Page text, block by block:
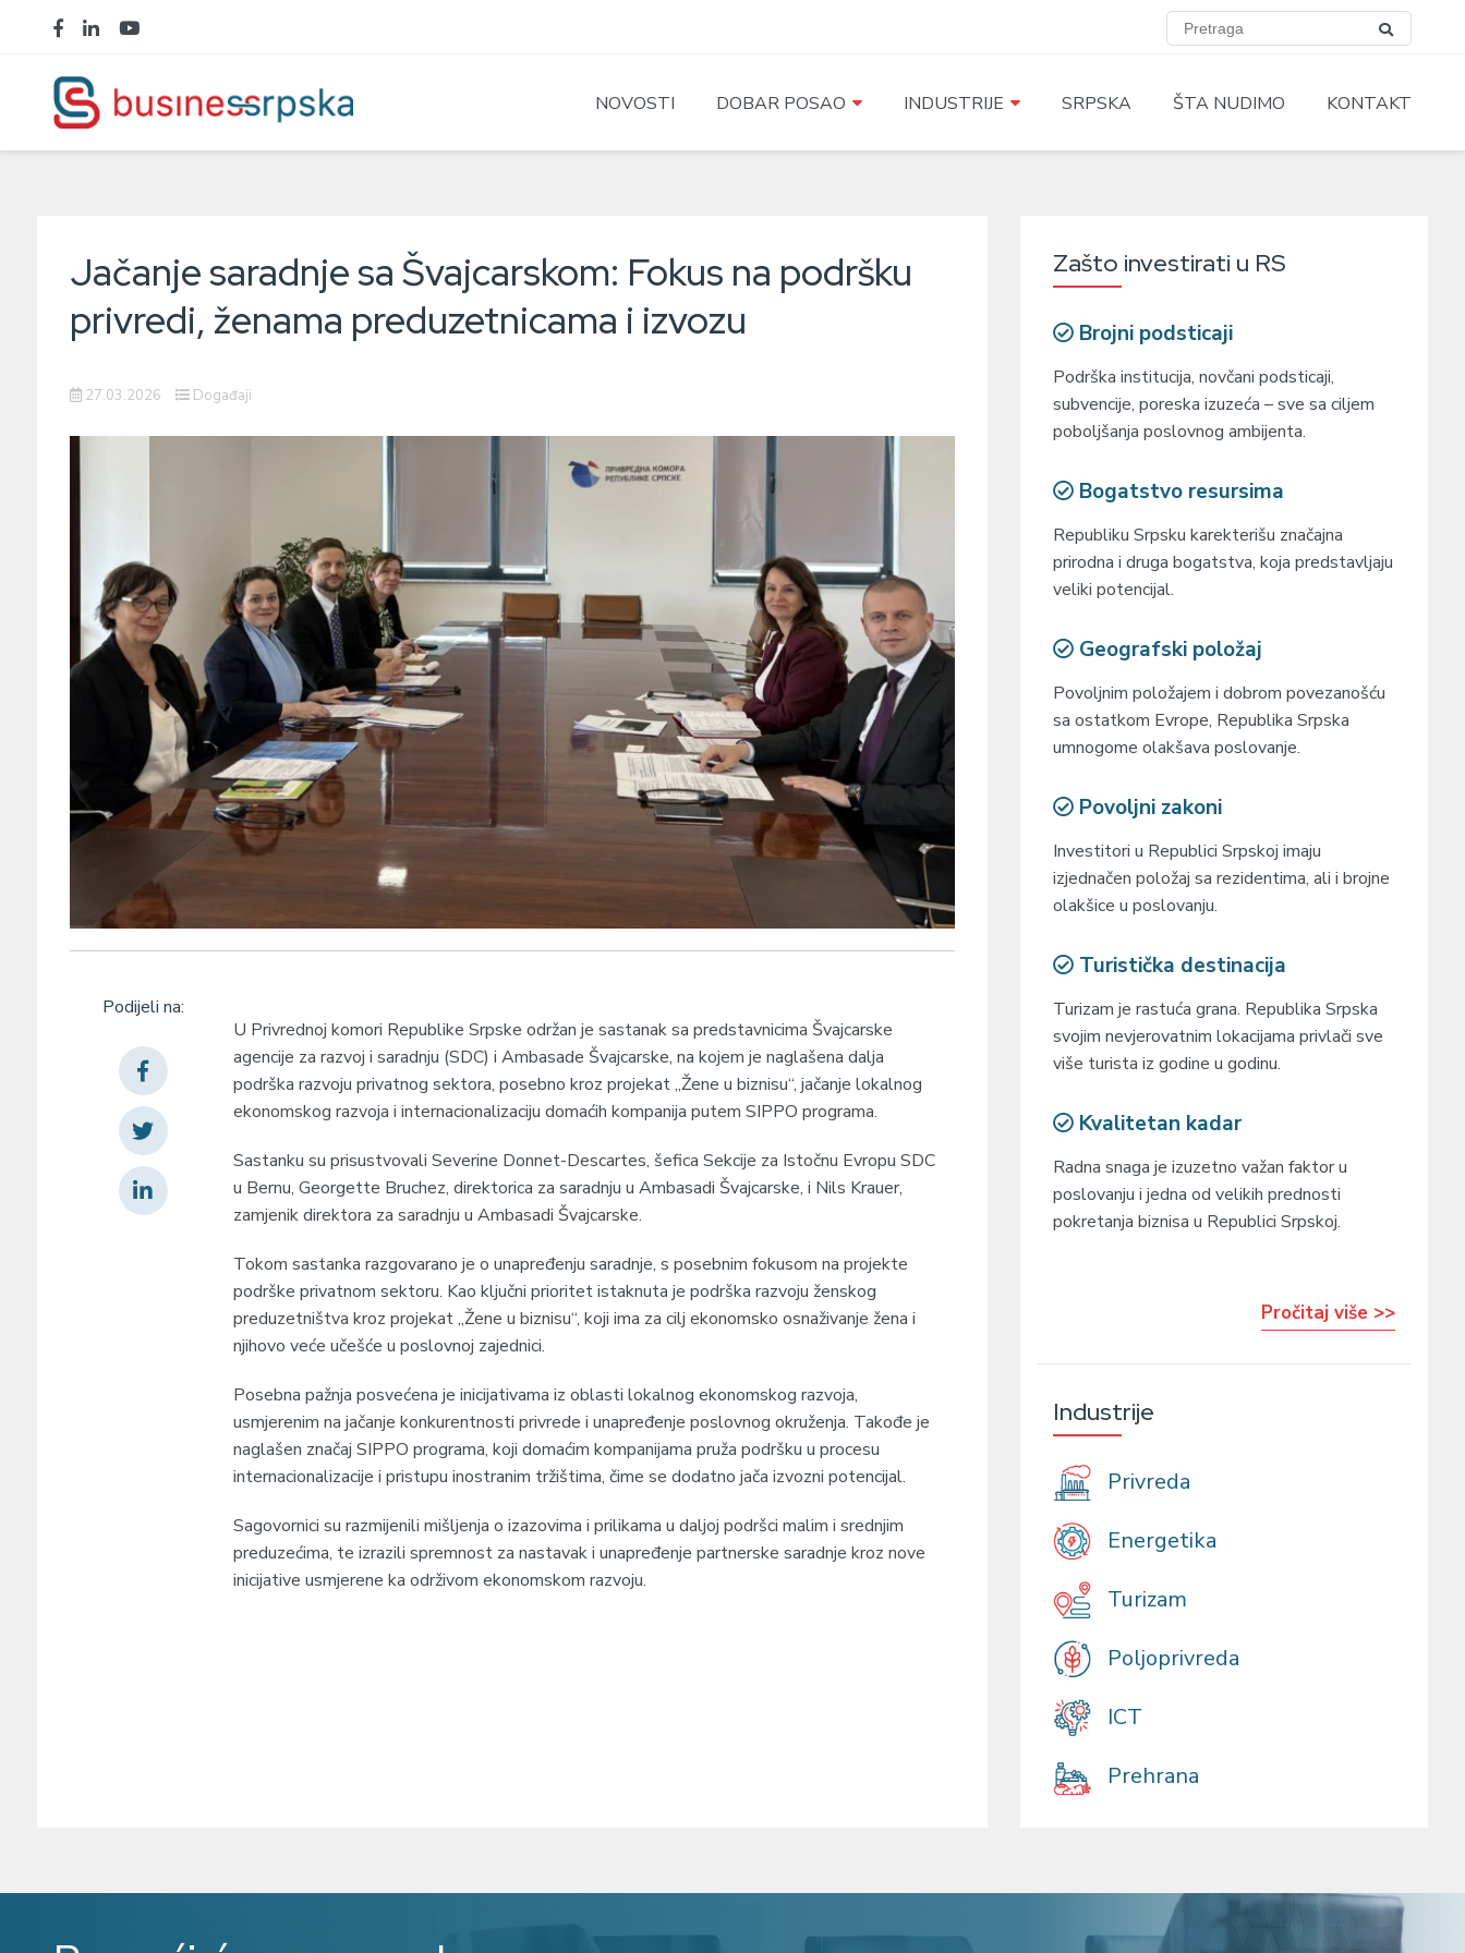
NOVOSTI DOBAR POSAO INDUSTRIJE SRPSKA ŠTA NUDIMO KONTAKT
Jačanje saradnje sa Švajcarskom: Fokus na podršku
privredi, ženama preduzetnicama i izvozu
27.03.2026 Događaji
Podijeli na:
U Privrednoj komori Republike Srpske održan je sastanak sa predstavnicima Švajcarske
agencije za razvoj i saradnju (SDC) i Ambasade Švajcarske, na kojem je naglašena dalja
podrška razvoju privatnog sektora, posebno kroz projekat „Žene u biznisu“, jačanje lokalnog
ekonomskog razvoja i internacionalizaciju domaćih kompanija putem SIPPO programa.
Sastanku su prisustvovali Severine Donnet-Descartes, šefica Sekcije za Istočnu Evropu SDC
u Bernu, Georgette Bruchez, direktorica za saradnju u Ambasadi Švajcarske, i Nils Krauer,
zamjenik direktora za saradnju u Ambasadi Švajcarske.
Tokom sastanka razgovarano je o unapređenju saradnje, s posebnim fokusom na projekte
podrške privatnom sektoru. Kao ključni prioritet istaknuta je podrška razvoju ženskog
preduzetništva kroz projekat „Žene u biznisu“, koji ima za cilj ekonomsko osnaživanje žena i
njihovo veće učešće u poslovnoj zajednici.
Posebna pažnja posvećena je inicijativama iz oblasti lokalnog ekonomskog razvoja,
usmjerenim na jačanje konkurentnosti privrede i unapređenje poslovnog okruženja. Takođe je
naglašen značaj SIPPO programa, koji domaćim kompanijama pruža podršku u procesu
internacionalizacije i pristupu inostranim tržištima, čime se dodatno jača izvozni potencijal.
Sagovornici su razmijenili mišljenja o izazovima i prilikama u daljoj podršci malim i srednjim
preduzećima, te izrazili spremnost za nastavak i unapređenje partnerske saradnje kroz nove
inicijative usmjerene ka održivom ekonomskom razvoju.
Zašto investirati u RS
Brojni podsticaji
Podrška institucija, novčani podsticaji,
subvencije, poreska izuzeća – sve sa ciljem
poboljšanja poslovnog ambijenta.
Bogatstvo resursima
Republiku Srpsku karekterišu značajna
prirodna i druga bogatstva, koja predstavljaju
veliki potencijal.
Geografski položaj
Povoljnim položajem i dobrom povezanošću
sa ostatkom Evrope, Republika Srpska
umnogome olakšava poslovanje.
Povoljni zakoni
Investitori u Republici Srpskoj imaju
izjednačen položaj sa rezidentima, ali i brojne
olakšice u poslovanju.
Turistička destinacija
Turizam je rastuća grana. Republika Srpska
svojim nevjerovatnim lokacijama privlači sve
više turista iz godine u godinu.
Kvalitetan kadar
Radna snaga je izuzetno važan faktor u
poslovanju i jedna od velikih prednosti
pokretanja biznisa u Republici Srpskoj.
Pročitaj više >>
Industrije
Privreda
Energetika
Turizam
Poljoprivreda
ICT
Prehrana